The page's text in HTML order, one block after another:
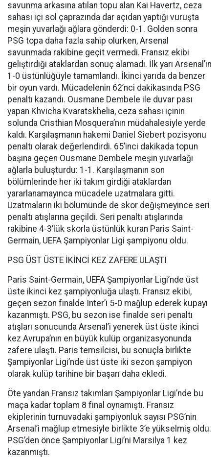
savunma arkasına atılan topu alan Kai Havertz, ceza
sahası içi sol çaprazında dar açıdan yaptığı vuruşta
meşin yuvarlağı ağlara gönderdi: 0-1. Golden sonra
PSG topa daha fazla sahip olurken, Arsenal
savunmada rakibine geçit vermedi. Fransız ekibi
geliştirdiği ataklardan sonuç alamadı. İlk yarı Arsenal’in
1-0 üstünlüğüyle tamamlandı. İkinci yarıda da benzer
bir oyun vardı. Mücadelenin 62’nci dakikasında PSG
penaltı kazandı. Ousmane Dembele ile duvar pası
yapan Khvicha Kvaratskhelia, ceza sahası içinin
solunda Cristhian Mosquera’nın müdahalesiyle yerde
kaldı. Karşılaşmanın hakemi Daniel Siebert pozisyonu
penaltı olarak değerlendirdi. 65’inci dakikada topun
başına geçen Ousmane Dembele meşin yuvarlağı
ağlarla buluşturdu: 1-1. Karşılaşmanın son
bölümlerinde her iki takım girdiği ataklardan
yararlanamayınca mücadele uzatmalara gitti.
Uzatmaların iki bölümünde de skor değişmeyince seri
penaltı atışlarına geçildi. Seri penaltı atışlarında
rakibine 4-3’lük skorla üstünlük kuran Paris Saint-
Germain, UEFA Şampiyonlar Ligi şampiyonu oldu.
PSG ÜST ÜSTE İKİNCİ KEZ ZAFERE ULAŞTI
Paris Saint-Germain, UEFA Şampiyonlar Ligi’nde üst
üste ikinci kez şampiyonluğa ulaştı. Fransız ekibi,
geçen sezon finalde Inter’i 5-0 mağlup ederek kupayı
kazanmıştı. PSG, bu sezon ise finalde seri penaltı
atışları sonucunda Arsenal’i yenerek üst üste ikinci
kez Avrupa’nın en büyük kulüp organizasyonunda
zafere ulaştı. Paris temsilcisi, bu sonuçla birlikte
Şampiyonlar Ligi’nde üst üste iki sezon şampiyon
olarak kulüp tarihine bir başarı daha ekledi.
Öte yandan Fransız takımları Şampiyonlar Ligi’nde bu
maça kadar toplam 8 final oynamıştı. Fransız
ekiplerinin turnuvadaki şampiyonluk sayısı PSG’nin
Arsenal’i mağlup etmesiyle birlikte 3’e yükselmiş oldu.
PSG’den önce Şampiyonlar Ligi’ni Marsilya 1 kez
kazanmıştı.